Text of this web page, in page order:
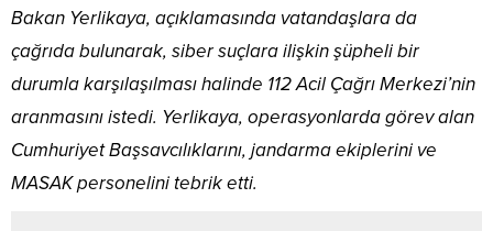
Bakan Yerlikaya, açıklamasında vatandaşlara da
çağrıda bulunarak, siber suçlara ilişkin şüpheli bir
durumla karşılaşılması halinde 112 Acil Çağrı Merkezi’nin
aranmasını istedi. Yerlikaya, operasyonlarda görev alan
Cumhuriyet Başsavcılıklarını, jandarma ekiplerini ve
MASAK personelini tebrik etti.